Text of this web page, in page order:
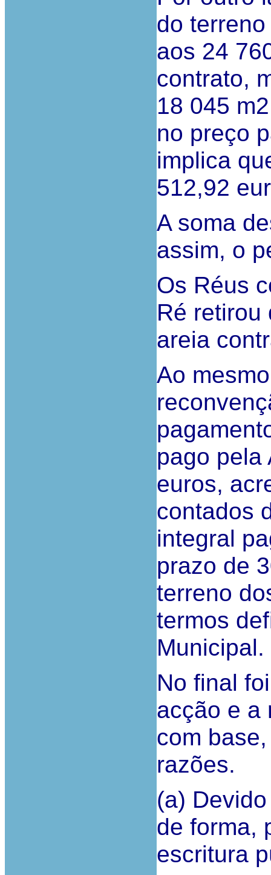
do
aos 24
contrato,
18 045
no preço
implica
512,92
A soma
assim, o
Os Réus
Ré retirou
areia
Ao
pago pela
euros,
contados
integral
prazo de
terreno
termos
Municipal.
No final
acção e a
com
razões.
(a)
de forma,
escritura